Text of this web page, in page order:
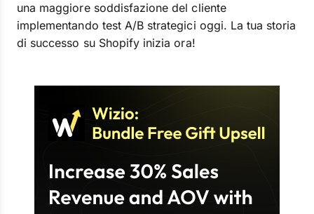
una maggiore soddisfazione del cliente
implementando test A/B strategici oggi. La tua storia
di successo su Shopify inizia ora!